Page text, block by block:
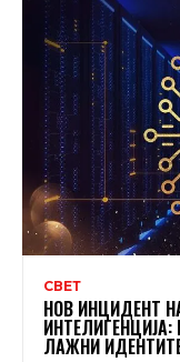
СВЕТ
НОВ ИНЦИДЕНТ
ЛАЖНИ